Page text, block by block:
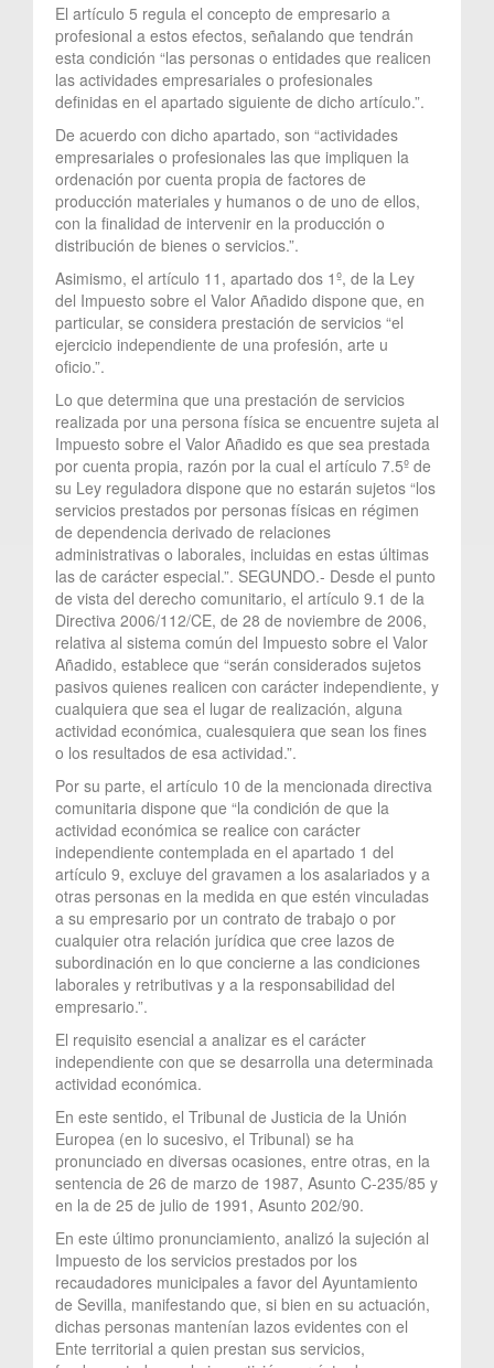
El artículo 5 regula el concepto de empresario a
profesional a estos efectos, señalando que tendrán
esta condición “las personas o entidades que realicen
las actividades empresariales o profesionales
definidas en el apartado siguiente de dicho artículo.”.
De acuerdo con dicho apartado, son “actividades
empresariales o profesionales las que impliquen la
ordenación por cuenta propia de factores de
producción materiales y humanos o de uno de ellos,
con la finalidad de intervenir en la producción o
distribución de bienes o servicios.”.
Asimismo, el artículo 11, apartado dos 1º, de la Ley
del Impuesto sobre el Valor Añadido dispone que, en
particular, se considera prestación de servicios “el
ejercicio independiente de una profesión, arte u
oficio.”.
Lo que determina que una prestación de servicios
realizada por una persona física se encuentre sujeta al
Impuesto sobre el Valor Añadido es que sea prestada
por cuenta propia, razón por la cual el artículo 7.5º de
su Ley reguladora dispone que no estarán sujetos “los
servicios prestados por personas físicas en régimen
de dependencia derivado de relaciones
administrativas o laborales, incluidas en estas últimas
las de carácter especial.”. SEGUNDO.- Desde el punto
de vista del derecho comunitario, el artículo 9.1 de la
Directiva 2006/112/CE, de 28 de noviembre de 2006,
relativa al sistema común del Impuesto sobre el Valor
Añadido, establece que “serán considerados sujetos
pasivos quienes realicen con carácter independiente, y
cualquiera que sea el lugar de realización, alguna
actividad económica, cualesquiera que sean los fines
o los resultados de esa actividad.”.
Por su parte, el artículo 10 de la mencionada directiva
comunitaria dispone que “la condición de que la
actividad económica se realice con carácter
independiente contemplada en el apartado 1 del
artículo 9, excluye del gravamen a los asalariados y a
otras personas en la medida en que estén vinculadas
a su empresario por un contrato de trabajo o por
cualquier otra relación jurídica que cree lazos de
subordinación en lo que concierne a las condiciones
laborales y retributivas y a la responsabilidad del
empresario.”.
El requisito esencial a analizar es el carácter
independiente con que se desarrolla una determinada
actividad económica.
En este sentido, el Tribunal de Justicia de la Unión
Europea (en lo sucesivo, el Tribunal) se ha
pronunciado en diversas ocasiones, entre otras, en la
sentencia de 26 de marzo de 1987, Asunto C-235/85 y
en la de 25 de julio de 1991, Asunto 202/90.
En este último pronunciamiento, analizó la sujeción al
Impuesto de los servicios prestados por los
recaudadores municipales a favor del Ayuntamiento
de Sevilla, manifestando que, si bien en su actuación,
dichas personas mantenían lazos evidentes con el
Ente territorial a quien prestan sus servicios,